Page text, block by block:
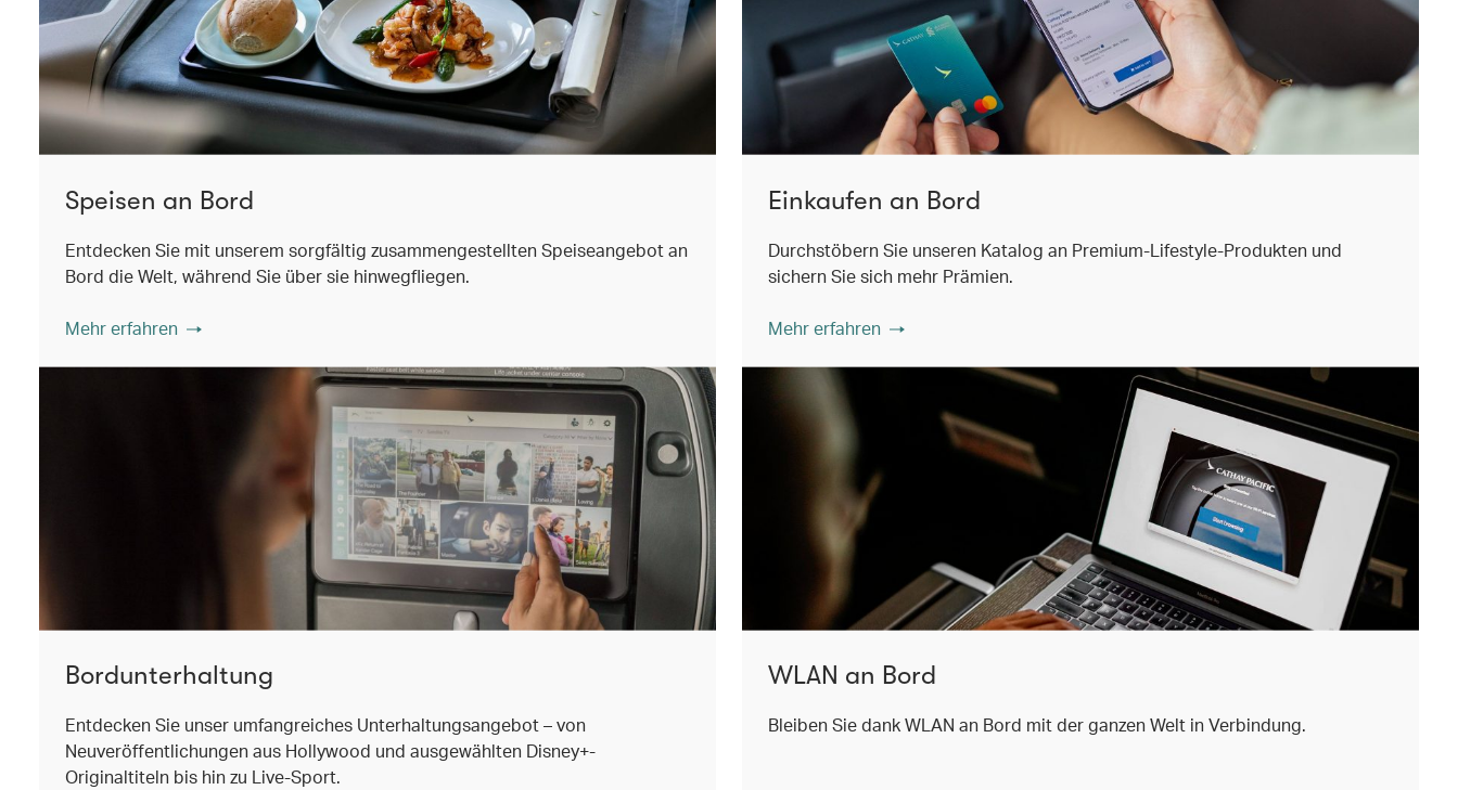
Speisen an Bord
Entdecken Sie mit unserem sorgfältig zusammengestellten Speiseangebot an
Bord die Welt, während Sie über sie hinwegfliegen.
Mehr erfahren
Einkaufen an Bord
Durchstöbern Sie unseren Katalog an Premium-Lifestyle-Produkten und
sichern Sie sich mehr Prämien.
Mehr erfahren
Bordunterhaltung
Entdecken Sie unser umfangreiches Unterhaltungsangebot – von
Neuveröffentlichungen aus Hollywood und ausgewählten Disney+-
Originaltiteln bis hin zu Live-Sport.
WLAN an Bord
Bleiben Sie dank WLAN an Bord mit der ganzen Welt in Verbindung.